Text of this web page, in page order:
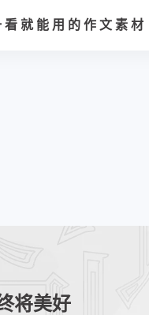
看就能用的作文素材
将美好